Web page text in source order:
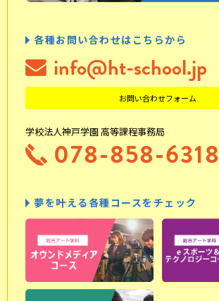
各種お問い合わせはこちらから
info@ht-school.jp
お問い合わせフォーム
学校法人神戸学園 高等課程事務局
078-858-6318
夢を叶える各種コースをチェック